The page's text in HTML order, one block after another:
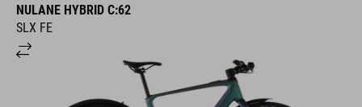
NULANE HYBRID C:62
SLX FE